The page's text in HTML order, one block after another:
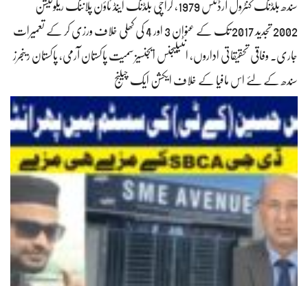
سندھ بلڈنگ کنٹرول آرڈننس 1979، کراچی بلڈنگ اینڈ ٹاؤن پلاننگ ریگولیشن
2002 تجدید 2017 تک کے عنوان 3 اور 4 کی کھلی خلاف ورزی کر کے تعمیرات
جاری۔ وفاقی تحقیقاتی اداروں، انٹیلیجنس ایجنسیز سمیت پاکستان آرمی، پاکستان رینجرز
سندھ کے لئے اس مافیا کے خلاف ایکشن ایک چیلنج